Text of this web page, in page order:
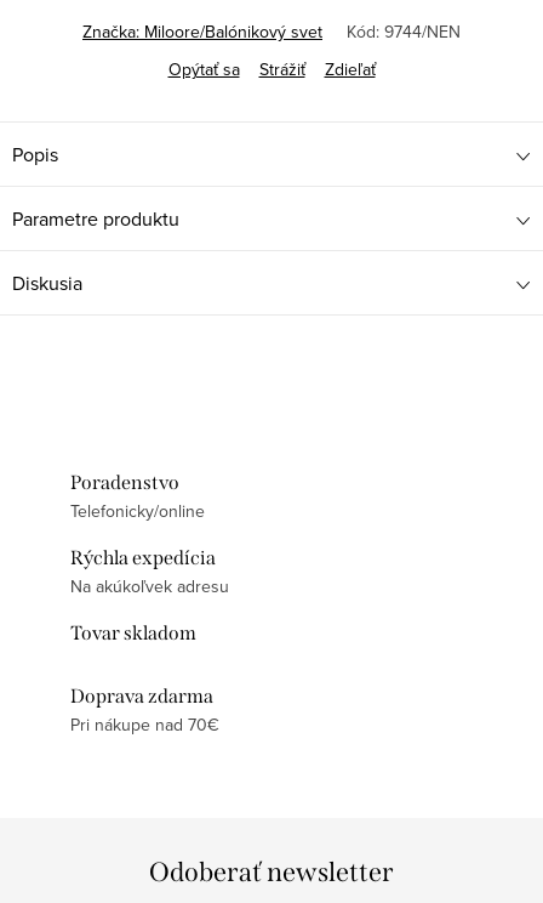
Značka: Miloore/Balónikový svet Kód: 9744/NEN
Opýtať sa
Strážiť Zdieľať
Popis
Parametre produktu
Diskusia
Poradenstvo
Telefonicky/online
Rýchla expedícia
Na akúkoľvek adresu
Tovar skladom
Doprava zdarma
Pri nákupe nad 70€
Odoberať newsletter